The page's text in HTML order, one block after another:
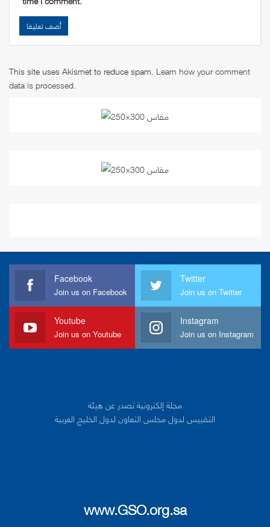
This site uses Akismet to reduce spam. Learn how your comment
data is processed.
Facebook
Join us on Facebook
Twitter
Join us on Twitter
Youtube
Join us on Youtube
Instagram
Join us on Instagram
مجلة إلكترونية تصدر عن هيئة
التقييس لدول مجلس التعاون لدول الخليج العربية
www.GSO.org.sa